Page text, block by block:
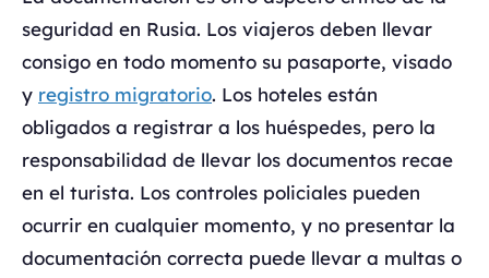
seguridad en Rusia. Los viajeros deben llevar
consigo en todo momento su pasaporte, visado
y registro migratorio. Los hoteles están
obligados a registrar a los huéspedes, pero la
responsabilidad de llevar los documentos recae
en el turista. Los controles policiales pueden
ocurrir en cualquier momento, y no presentar la
documentación correcta puede llevar a multas o